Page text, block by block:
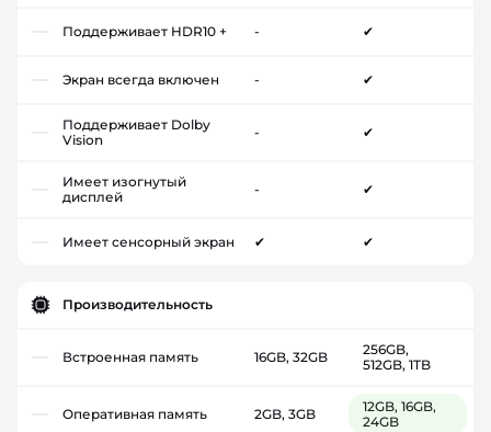
Поддерживает HDR10 + - ✔
Экран всегда включен - ✔
Поддерживает Dolby
Vision
- ✔
Имеет изогнутый
дисплей
- ✔
Имеет сенсорный экран ✔ ✔
Производительность
Встроенная память 16GB, 32GB
256GB,
512GB, 1TB
Оперативная память 2GB, 3GB
12GB, 16GB,
24GB